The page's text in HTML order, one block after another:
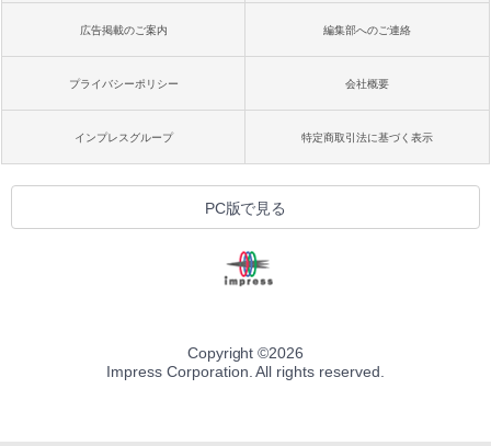
広告掲載のご案内 編集部へのご連絡
プライバシーポリシー 会社概要
インプレスグループ 特定商取引法に基づく表示
PC版で見る
Copyright ©2026
Impress Corporation. All rights reserved.